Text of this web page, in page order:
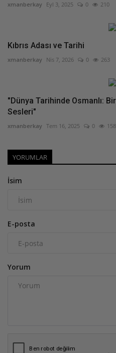
xmanberkay Eyl 3, 2025 0 210
Kıbrıs Adası ve Tarihi
xmanberkay Nis 7, 2026 0 263
"Dünya Tarihinde Osmanlı:
Sesleri"
xmanberkay Tem 16, 2025 0 158
YORUMLAR
İsim
E-posta
Yorum